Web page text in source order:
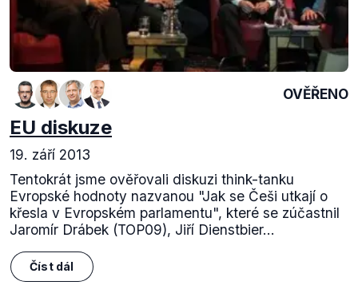
OVĚŘENO
EU diskuze
19. září 2013
Tentokrát jsme ověřovali diskuzi think-tanku
Evropské hodnoty nazvanou "Jak se Češi utkají o
křesla v Evropském parlamentu", které se zúčastnil
Jaromír Drábek (TOP09), Jiří Dienstbier...
Číst dál